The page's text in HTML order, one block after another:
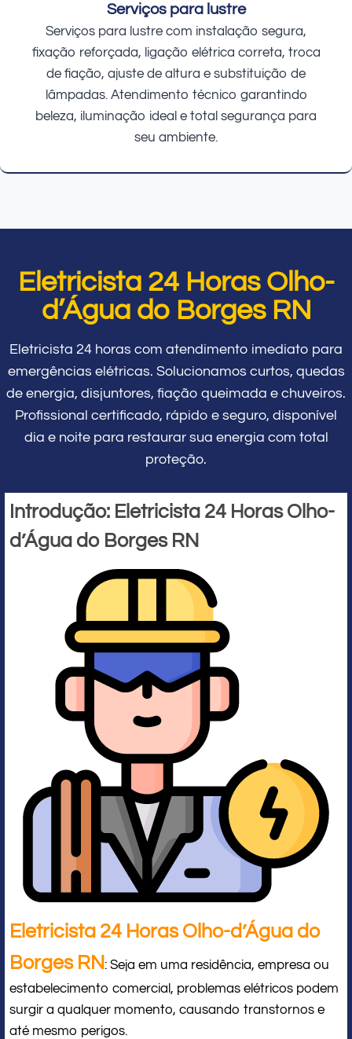
Serviços para lustre
Serviços para lustre com instalação segura,
fixação reforçada, ligação elétrica correta, troca
de fiação, ajuste de altura e substituição de
lâmpadas. Atendimento técnico garantindo
beleza, iluminação ideal e total segurança para
seu ambiente.
Eletricista 24 Horas Olho-
d’Água do Borges RN
Eletricista 24 horas com atendimento imediato para
emergências elétricas. Solucionamos curtos, quedas
de energia, disjuntores, fiação queimada e chuveiros.
Profissional certificado, rápido e seguro, disponível
dia e noite para restaurar sua energia com total
proteção.
Introdução: Eletricista 24 Horas Olho-
d’Água do Borges RN
Eletricista 24 Horas Olho-d’Água do
Borges RN: Seja em uma residência, empresa ou
estabelecimento comercial, problemas elétricos podem
surgir a qualquer momento, causando transtornos e
até mesmo perigos.